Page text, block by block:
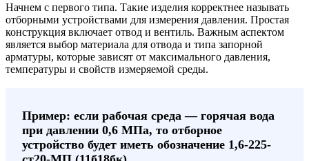
Начнем с первого типа. Такие изделия корректнее называть
отборными устройствами для измерения давления. Простая
конструкция включает отвод и вентиль. Важным аспектом
является выбор материала для отвода и типа запорной
арматуры, которые зависят от максимального давления,
температуры и свойств измеряемой среды.
Пример: если рабочая среда — горячая вода
при давлении 0,6 МПа, то отборное
устройство будет иметь обозначение 1,6-225-